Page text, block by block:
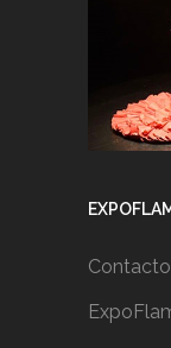
Contacto